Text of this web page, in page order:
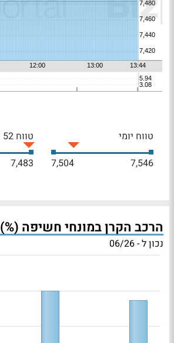
טווח יומי
7,546
7,504
טווח 52 שבועות
7,483
הרכב הקרן במונחי חשיפה (%)
נכון ל - 06/26